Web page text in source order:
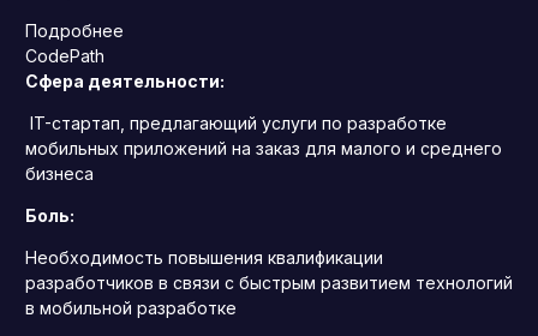
Подробнее
CodePath
Сфера деятельности:
IT-стартап, предлагающий услуги по разработке
мобильных приложений на заказ для малого и среднего
бизнеса
Боль:
Необходимость повышения квалификации
разработчиков в связи с быстрым развитием технологий
в мобильной разработке